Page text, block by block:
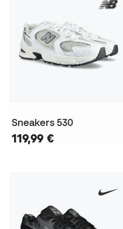
Sneakers 530
119,99 €